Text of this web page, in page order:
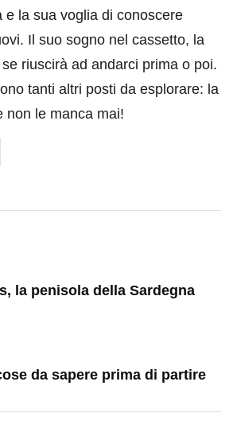
e la sua voglia di conoscere
Il suo sogno nel cassetto, la
riuscirà ad andarci prima o poi.
tanti altri posti da esplorare: la
non le manca mai!
la penisola della Sardegna
da sapere prima di partire